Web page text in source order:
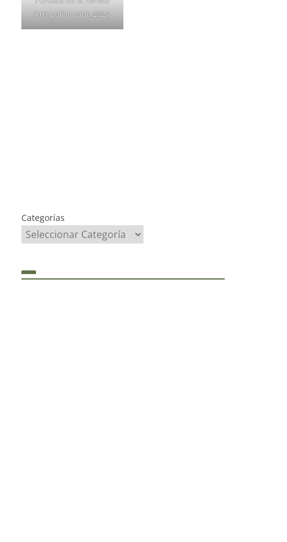
Artepoli verano 2021
Categorías